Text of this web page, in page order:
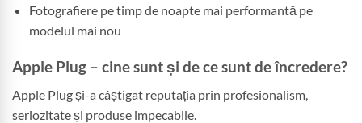
Fotografiere pe timp de noapte mai performantă pe
modelul mai nou
Apple Plug – cine sunt și de ce sunt de încredere?
Apple Plug și-a câștigat reputația prin profesionalism,
seriozitate și produse impecabile.